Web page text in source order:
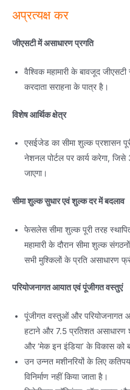
अप्रत्यक्ष कर
जीएसटी में असाधारण प्रगति
वैश्विक महामारी के बावजूद
करदाता सराहना के पात्र है।
विशेष आर्थिक क्षेत्र
एसईजेड का सीमा शुल्क प्रशासन
नेशनल पोर्टल पर कार्य करेगा,
जाएगा।
सीमा शुल्क सुधार एवं शुल्क दर में बदलाव
फेसलेस सीमा शुल्क पूरी तरह
महामारी के दौरान सीमा शुल्क
सभी मुश्किलों के प्रति असाधारण
परियोजनागत आयात एवं पूंजीगत वस्तुएं
पूंजीगत वस्तुओं और परियोजनागत
हटाने और 7.5 प्रतिशत असाधारण
और ‘मेक इन इंडिया’ के विकास को
उन उन्नत मशीनरियों के लिए
विनिर्माण नहीं किया जाता है।